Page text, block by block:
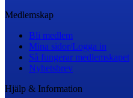
Medlemskap
Bli medlem
Mina sidor/Logga in
Så fungerar medlemskapet
Nyhetsbrev
Hjälp & Information